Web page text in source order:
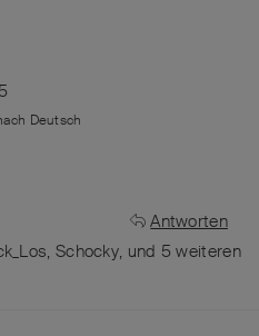
Deutsch
Antworten
, Schocky, und 5 weiteren